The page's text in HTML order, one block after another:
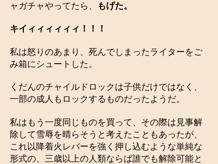
ャガチャやってたら、
もげた。
キイィィィィィィ！！！
私は怒りのあまり、死んでしまったライターをご
み箱にシュートした。
くだんのチャイルドロックは子供だけではなく、
一部の成人もロックするものだったようだ。
私はもう一度同じものを買って、その際は見事解
除して雪辱を晴らそうと考えたこともあったが、
これ以降着火レバーを強く押し込むような単純な
形式の、三歳以上の人類ならば誰でも解除可能と